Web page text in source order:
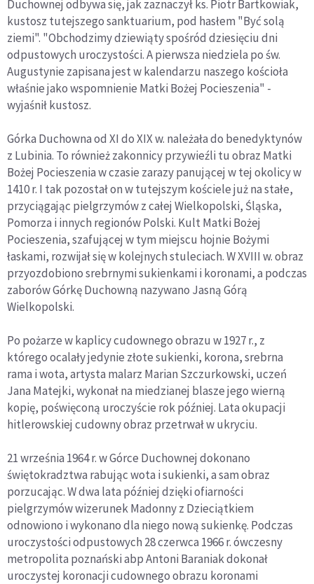
Duchownej odbywa się, jak zaznaczył ks. Piotr Bartkowiak,
kustosz tutejszego sanktuarium, pod hasłem "Być solą
ziemi". "Obchodzimy dziewiąty spośród dziesięciu dni
odpustowych uroczystości. A pierwsza niedziela po św.
Augustynie zapisana jest w kalendarzu naszego kościoła
właśnie jako wspomnienie Matki Bożej Pocieszenia" -
wyjaśnił kustosz.
Górka Duchowna od XI do XIX w. należała do benedyktynów
z Lubinia. To również zakonnicy przywieźli tu obraz Matki
Bożej Pocieszenia w czasie zarazy panującej w tej okolicy w
1410 r. I tak pozostał on w tutejszym kościele już na stałe,
przyciągając pielgrzymów z całej Wielkopolski, Śląska,
Pomorza i innych regionów Polski. Kult Matki Bożej
Pocieszenia, szafującej w tym miejscu hojnie Bożymi
łaskami, rozwijał się w kolejnych stuleciach. W XVIII w. obraz
przyozdobiono srebrnymi sukienkami i koronami, a podczas
zaborów Górkę Duchowną nazywano Jasną Górą
Wielkopolski.
Po pożarze w kaplicy cudownego obrazu w 1927 r., z
którego ocalały jedynie złote sukienki, korona, srebrna
rama i wota, artysta malarz Marian Szczurkowski, uczeń
Jana Matejki, wykonał na miedzianej blasze jego wierną
kopię, poświęconą uroczyście rok później. Lata okupacji
hitlerowskiej cudowny obraz przetrwał w ukryciu.
21 września 1964 r. w Górce Duchownej dokonano
świętokradztwa rabując wota i sukienki, a sam obraz
porzucając. W dwa lata później dzięki ofiarności
pielgrzymów wizerunek Madonny z Dzieciątkiem
odnowiono i wykonano dla niego nową sukienkę. Podczas
uroczystości odpustowych 28 czerwca 1966 r. ówczesny
metropolita poznański abp Antoni Baraniak dokonał
uroczystej koronacji cudownego obrazu koronami